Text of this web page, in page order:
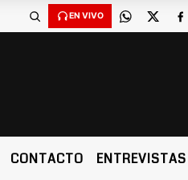
EN VIVO
CONTACTO ENTREVISTAS